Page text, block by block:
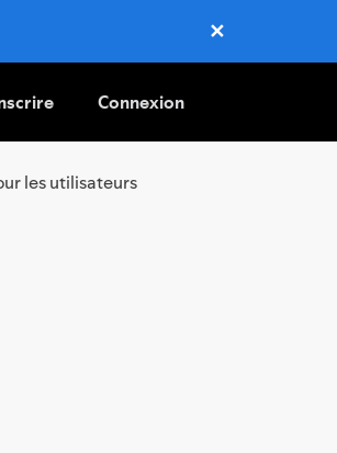
✕
Close
Connexion
les utilisateurs